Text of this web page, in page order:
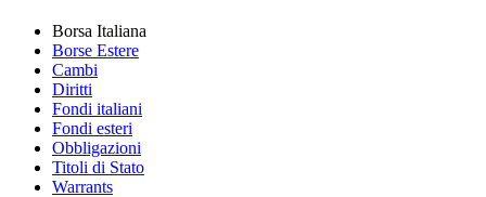
Borsa Italiana
Borse Estere
Cambi
Diritti
Fondi italiani
Fondi esteri
Obbligazioni
Titoli di Stato
Warrants